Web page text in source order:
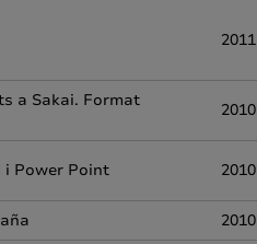
2011
a Sakai. Format
2010
i Power Point 2010
2010